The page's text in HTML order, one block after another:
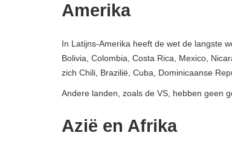
Amerika
In Latijns-Amerika heeft de wet de langste
Bolivia, Colombia, Costa Rica, Mexico,
zich Chili, Brazilië, Cuba, Dominicaanse
Andere landen, zoals de VS, hebben geen
Azië en Afrika